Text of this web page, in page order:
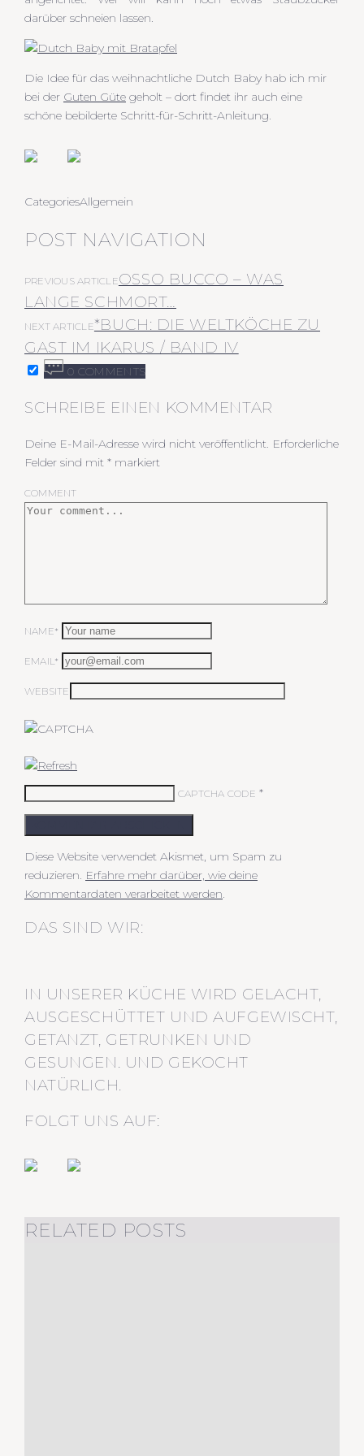
darüber schneien lassen.
Die Idee für das weihnachtliche Dutch Baby hab ich mir
bei der Guten Güte geholt – dort findet ihr auch eine
schöne bebilderte Schritt-für-Schritt-Anleitung.
CategoriesAllgemein
POST NAVIGATION
PREVIOUS ARTICLEOSSO BUCCO – WAS
LANGE SCHMORT…
NEXT ARTICLE*BUCH: DIE WELTKÖCHE ZU
GAST IM IKARUS / BAND IV
0 COMMENTS
SCHREIBE EINEN KOMMENTAR
Deine E-Mail-Adresse wird nicht veröffentlicht. Erforderliche
Felder sind mit * markiert
COMMENT
NAME*
EMAIL*
WEBSITE
CAPTCHA CODE *
Diese Website verwendet Akismet, um Spam zu
reduzieren. Erfahre mehr darüber, wie deine
Kommentardaten verarbeitet werden.
DAS SIND WIR:
IN UNSERER KÜCHE WIRD GELACHT,
AUSGESCHÜTTET UND AUFGEWISCHT,
GETANZT, GETRUNKEN UND
GESUNGEN. UND GEKOCHT
NATÜRLICH.
FOLGT UNS AUF:
RELATED POSTS